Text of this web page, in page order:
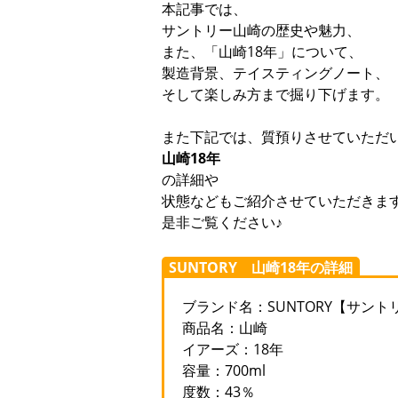
本記事では、
サントリー山崎の歴史や魅力、
また、「山崎18年」について、
製造背景、テイスティングノート、
そして楽しみ方まで掘り下げます。
また下記では、質預りさせていただ
山崎18年
の詳細や
状態などもご紹介させていただきます
是非ご覧ください♪
SUNTORY 山崎18年の詳細
ブランド名：SUNTORY【サント
商品名：山崎
イアーズ：18年
容量：700ml
度数：43％